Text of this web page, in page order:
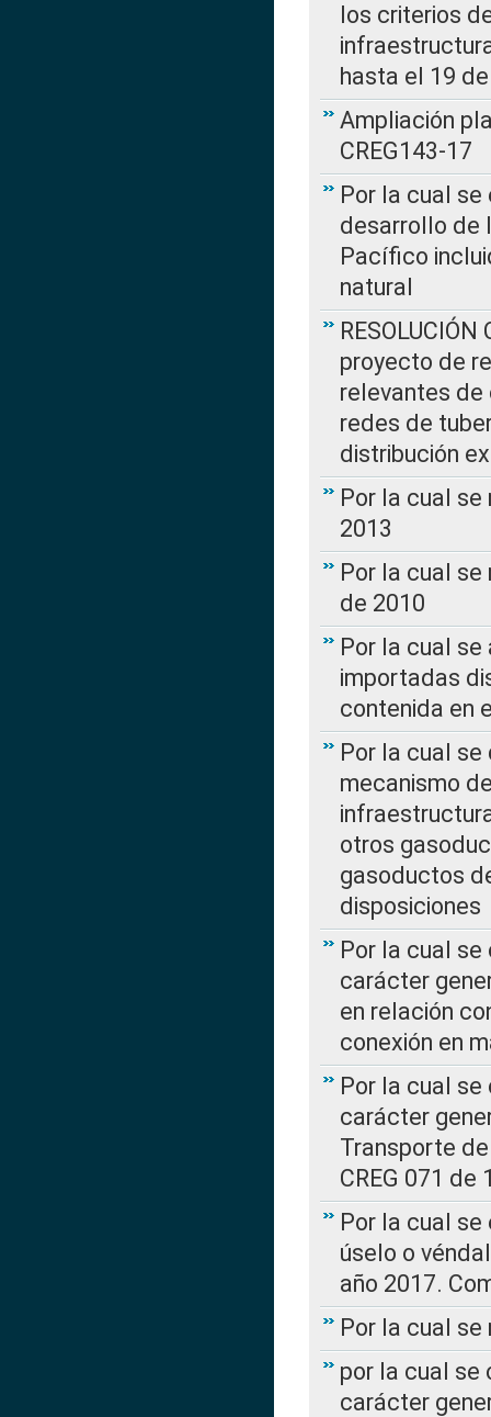
los criterios
hasta el 19
Ampliación
CREG143-17
Por la cual
desarrollo de
Pacífico
natural
proyecto de
relevantes de
redes de
distribución
Por la cual se
2013
Por la cual se
de 2010
Por la cual
importadas
contenida en
Por la cual se
mecanismo
otros
gasoductos
disposiciones
Por la cual
carácter
en relación
conexión en
Por la cual
carácter
Transporte
CREG 071 de
Por la cual
úselo o
año 2017.
Por la cual se
por la cual se
carácter